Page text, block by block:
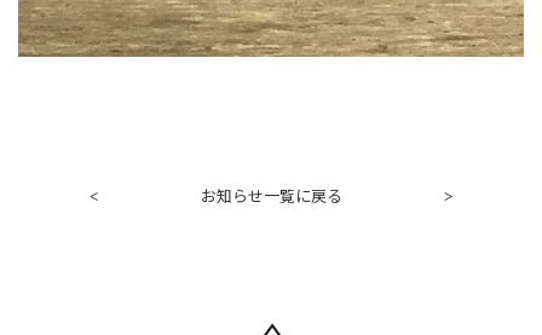
< お知らせ一覧に戻る >